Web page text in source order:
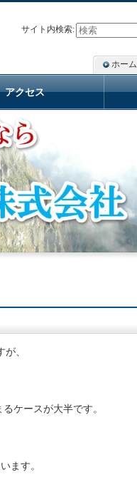
、
ケースが大半です。
ます。
ホーム
アクセス
サイト内検索: